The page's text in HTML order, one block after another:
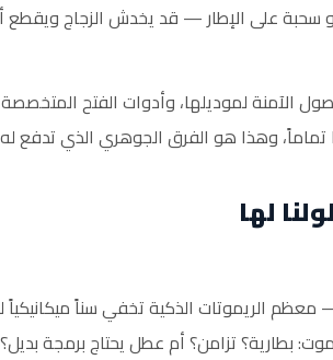
على الإطار — قد يخدش الزجاج ويقطع
الآمنة لموديلها، وأدوات الفتح
وهذا هو الفرق الجوهري الذي تدفع
لها
معظم الريموتات الذكية تخفي سناً
بطارية؟ تزامن؟ أم عطل يحتاج برمجة بديل؟